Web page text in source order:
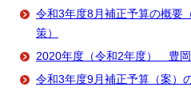
令和3年度8月補正予算の概要
策）
2020年度（令和2年度） 豊
令和3年度9月補正予算（案）